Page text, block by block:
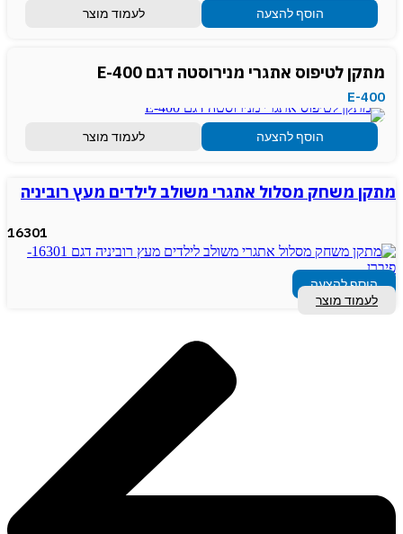
הוסף להצעה לעמוד מוצר
מתקן לטיפוס אתגרי מנירוסטה דגם E-400
E-400
הוסף להצעה לעמוד מוצר
מתקן משחק מסלול אתגרי משולב לילדים מעץ רוביניה
16301
הוסף להצעה
לעמוד מוצר